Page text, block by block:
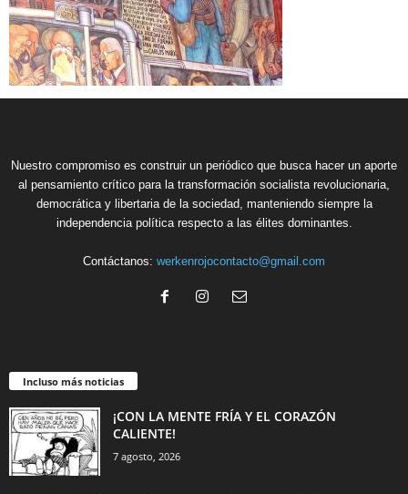
Nuestro compromiso es construir un periódico que busca hacer un aporte
al pensamiento crítico para la transformación socialista revolucionaria,
democrática y libertaria de la sociedad, manteniendo siempre la
independencia política respecto a las élites dominantes.
Contáctanos: werkenrojocontacto@gmail.com
Incluso más noticias
¡CON LA MENTE FRÍA Y EL CORAZÓN
CALIENTE!
7 agosto, 2026